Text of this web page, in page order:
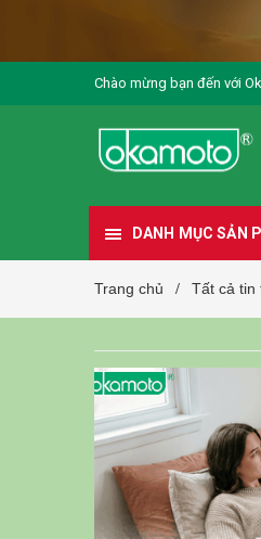
Chào mừng bạn đến với
DANH MỤC SẢN
Trang chủ / Tất cả tin